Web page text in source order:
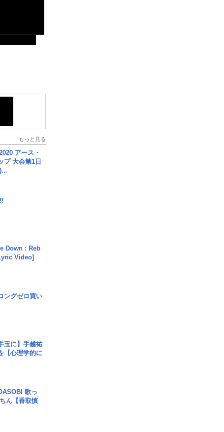
もっと見る
アース・
プ 大会第1日
Down : Reb
Video]
ングゼロ買い
玉に】手越祐
【心理学的に
歌っ
ん【香取慎